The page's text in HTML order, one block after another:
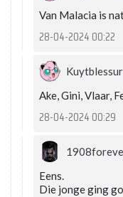
Van Malacia is
28-04-2024 00:22
Ake, Gini, Vlaar,
28-04-2024 00:29
Eens.
Die jonge ging